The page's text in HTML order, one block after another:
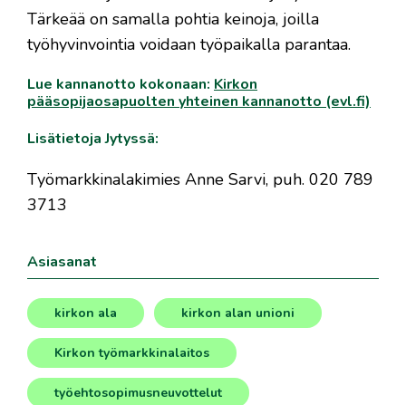
Tärkeää on samalla pohtia keinoja, joilla
työhyvinvointia voidaan työpaikalla parantaa.
Lue kannanotto kokonaan: Kirkon
pääsopijaosapuolten yhteinen kannanotto (evl.fi)
Lisätietoja Jytyssä:
Työmarkkinalakimies Anne Sarvi, puh. 020 789
3713
Asiasanat
kirkon ala
,
kirkon alan unioni
, Kirkon työmarkkinalaitos
, työehtosopimusneuvottelut